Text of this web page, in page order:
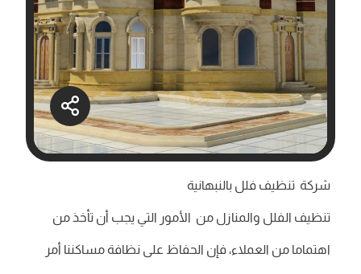
شركة تنظيف فلل بالنبهانية
تنظيف الفلل والمنازل من الأمور التي يجب أن تأخذ من
اهتماما من العملاء، فإن الحفاظ على نظافة مساكننا أمر